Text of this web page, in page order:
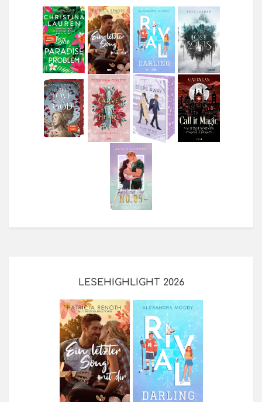
LESEHIGHLIGHT 2026